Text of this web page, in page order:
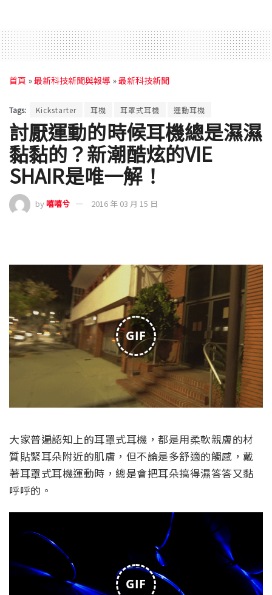
首頁 »最新科技新聞與報導 »最新科技新聞
Tags: Kickstarter 耳機 耳罩式耳機 運動耳機
討厭運動的時候耳機總是濕濕
黏黏的？新潮酷炫的VIE
SHAIR是唯一解！
by嘻嘻兮 2016 年 03 月 15 日
GIF
大家普遍認知上的耳罩式耳機，都是用柔軟親膚的材
質貼緊耳朵附近的肌膚，但不論是多舒適的觸感，戴
著耳罩式耳機運動時，總是會把耳朵搞得濕答答又黏
呼呼的。
GIF